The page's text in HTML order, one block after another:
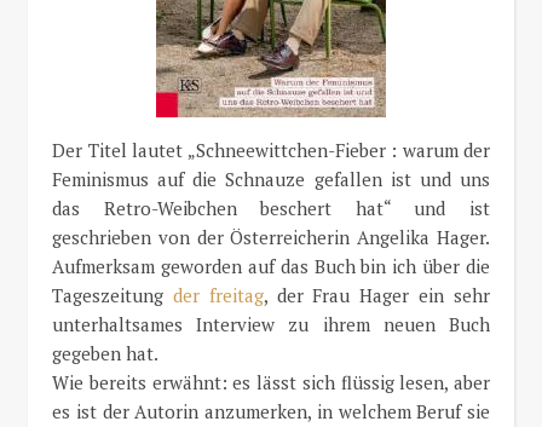
Der Titel lautet „Schneewittchen-Fieber : warum der
Feminismus auf die Schnauze gefallen ist und uns
das Retro-Weibchen beschert hat“ und ist
geschrieben von der Österreicherin Angelika Hager.
Aufmerksam geworden auf das Buch bin ich über die
Tageszeitung der freitag, der Frau Hager ein sehr
unterhaltsames Interview zu ihrem neuen Buch
gegeben hat.
Wie bereits erwähnt: es lässt sich flüssig lesen, aber
es ist der Autorin anzumerken, in welchem Beruf sie